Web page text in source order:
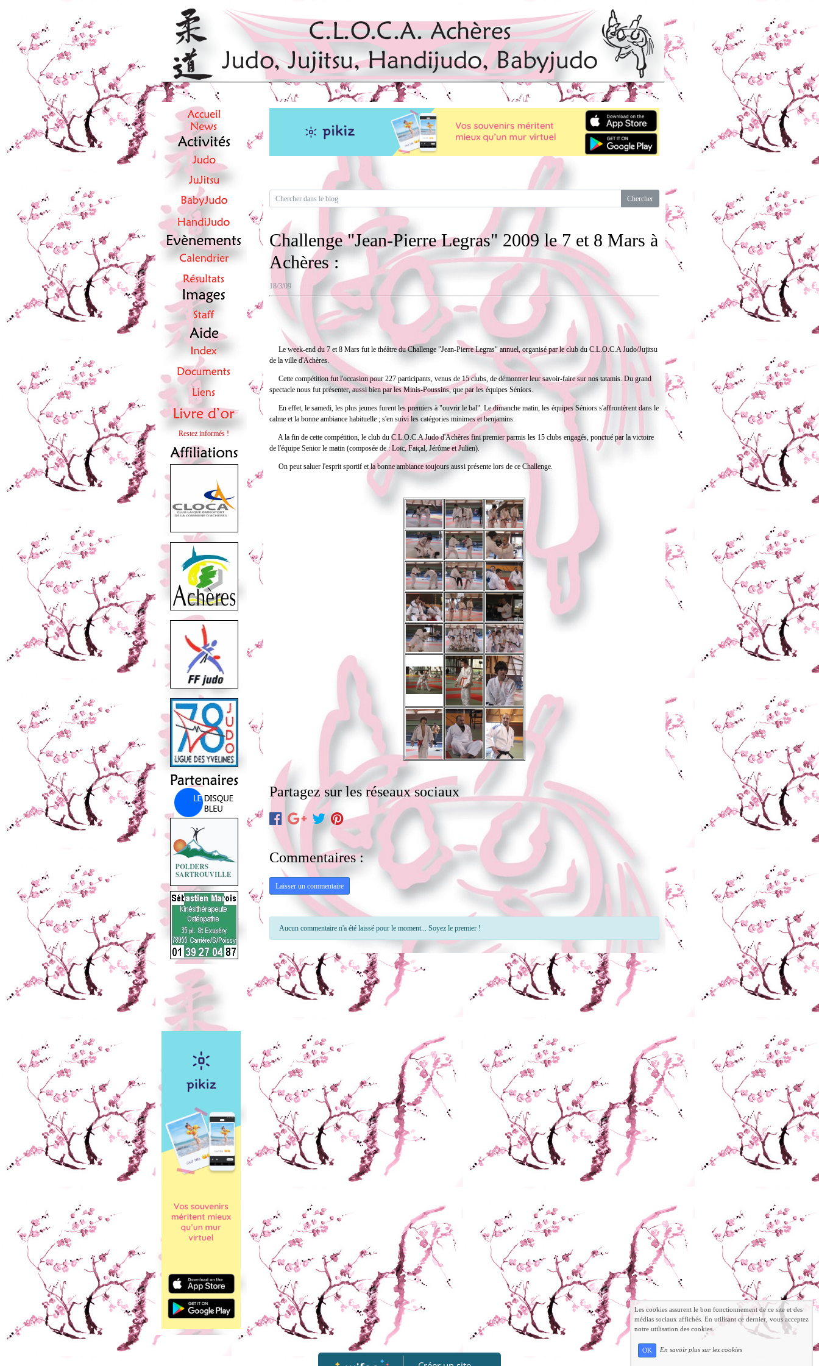
Restez informés !
Challenge "Jean-Pierre Legras" 2009 le 7 et 8 Mars à
Achères :
18/3/09
Le week-end du 7 et 8 Mars fut le théâtre du Challenge "Jean-Pierre Legras" annuel, organisé par le club du C.L.O.C.A Judo/Jujitsu
de la ville d'Achères.
Cette compétition fut l'occasion pour 227 participants, venus de 15 clubs, de démontrer leur savoir-faire sur nos tatamis. Du grand
spectacle nous fut présenter, aussi bien par les Minis-Poussins, que par les équipes Séniors.
En effet, le samedi, les plus jeunes furent les premiers à "ouvrir le bal". Le dimanche matin, les équipes Séniors s'affrontèrent dans le
calme et la bonne ambiance habituelle ; s'en suivi les catégories minimes et benjamins.
A la fin de cette compétition, le club du C.L.O.C.A Judo d'Achères fini premier parmis les 15 clubs engagés, ponctué par la victoire
de l'équipe Senior le matin (composée de : Loïc, Faiçal, Jérôme et Julien).
On peut saluer l'esprit sportif et la bonne ambiance toujours aussi présente lors de ce Challenge.
Partagez sur les réseaux sociaux
Commentaires :
Laisser un commentaire
Aucun commentaire n'a été laissé pour le moment... Soyez le premier !
Les cookies assurent le bon fonctionnement de ce site et des
médias sociaux affichés. En utilisant ce dernier, vous acceptez
notre utilisation des cookies.
OK En savoir plus sur les cookies